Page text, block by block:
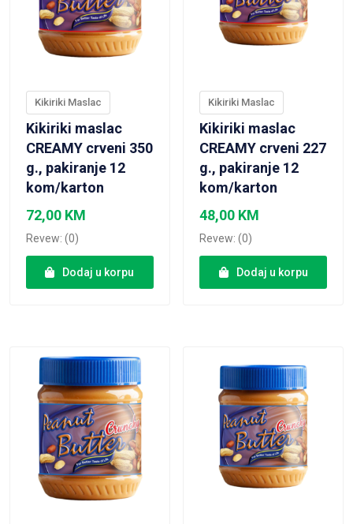
Kikiriki Maslac
Kikiriki maslac
CREAMY crveni 350
g., pakiranje 12
kom/karton
72,00 KM
Revew: (0)
Dodaj u korpu
Kikiriki Maslac
Kikiriki maslac
CREAMY crveni 227
g., pakiranje 12
kom/karton
48,00 KM
Revew: (0)
Dodaj u korpu